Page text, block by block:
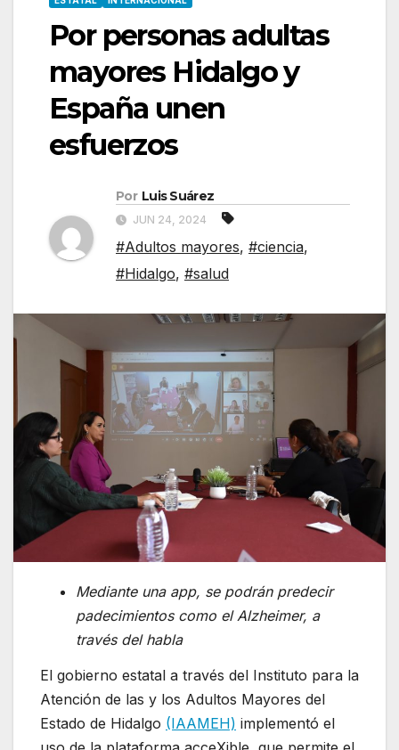
Por personas adultas
mayores Hidalgo y
España unen
esfuerzos
Por Luis Suárez
JUN 24, 2024
#Adultos mayores, #ciencia,
#Hidalgo, #salud
Mediante una app, se podrán predecir
padecimientos como el Alzheimer, a
través del habla
El gobierno estatal a través del Instituto para la
Atención de las y los Adultos Mayores del
Estado de Hidalgo (IAAMEH) implementó el